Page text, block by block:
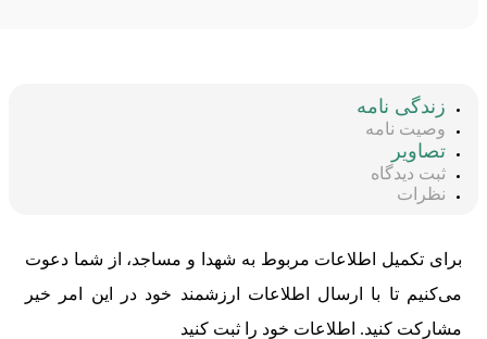
زندگی نامه
وصیت نامه
تصاویر
ثبت دیدگاه
نظرات
تکمیل اطلاعات مربوط به شهدا و مساجد، از شما دعوت
تا با ارسال اطلاعات ارزشمند خود در این امر خیر
کنید.اطلاعات خود را ثبت کنید